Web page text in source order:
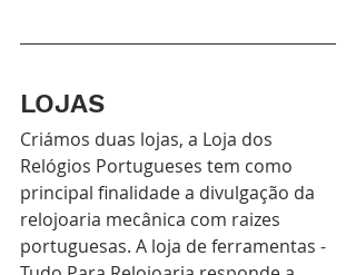
LOJAS
Criámos duas lojas, a Loja dos
Relógios Portugueses tem como
principal finalidade a divulgação da
relojoaria mecânica com raizes
portuguesas. A loja de ferramentas -